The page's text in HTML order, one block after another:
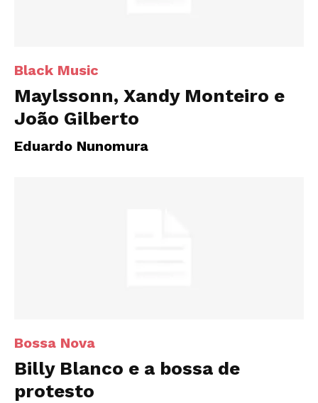
Black Music
Maylssonn, Xandy Monteiro e
João Gilberto
Eduardo Nunomura
Bossa Nova
Billy Blanco e a bossa de
protesto